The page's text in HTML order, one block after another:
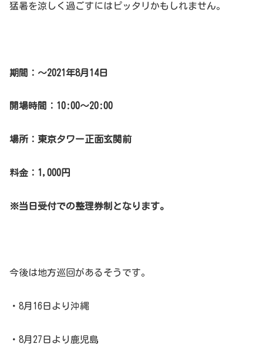
猛暑を涼しく過ごすにはピッタリかもしれません。
期間：～2021年8月14日
開場時間：10:00～20:00
場所：東京タワー正面玄関前
料金：1,000円
※当日受付での整理券制となります。
今後は地方巡回があるそうです。
・8月16日より沖縄
・8月27日より鹿児島